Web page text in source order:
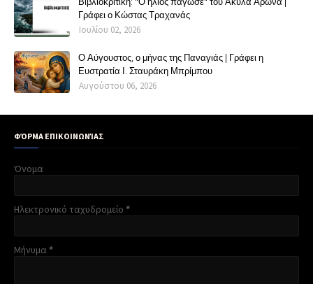
Γράφει ο Κώστας Τραχανάς
Ιουλίου 02, 2026
Ο Αύγουστος, ο μήνας της Παναγιάς | Γράφει η
Ευστρατία Ι. Σταυράκη Μπρίμπου
Αυγούστου 06, 2026
ΦΌΡΜΑ ΕΠΙΚΟΙΝΩΝΊΑΣ
Όνομα
Ηλεκτρονικό ταχυδρομείο *
Μήνυμα *